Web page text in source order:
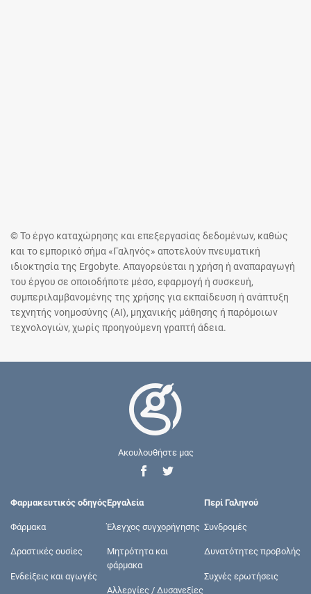
© Το έργο καταχώρησης και επεξεργασίας δεδομένων, καθώς
και το εμπορικό σήμα «Γαληνός» αποτελούν πνευματική
ιδιοκτησία της Ergobyte. Απαγορεύεται η χρήση ή αναπαραγωγή
του έργου σε οποιοδήποτε μέσο, εφαρμογή ή συσκευή,
συμπεριλαμβανομένης της χρήσης για εκπαίδευση ή ανάπτυξη
τεχνητής νοημοσύνης (AI), μηχανικής μάθησης ή παρόμοιων
τεχνολογιών, χωρίς προηγούμενη γραπτή άδεια.
Ακουλουθήστε μας
Φαρμακευτικός οδηγός
Φάρμακα
Δραστικές ουσίες
Ενδείξεις και αγωγές
Εργαλεία
Έλεγχος συγχορήγησης
Μητρότητα και
φάρμακα
Αλλεργίες / Δυσανεξίες
Περί Γαληνού
Συνδρομές
Δυνατότητες προβολής
Συχνές ερωτήσεις